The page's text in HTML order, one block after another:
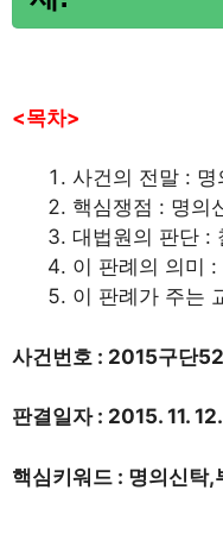
<목차>
사건의 전말 :
핵심쟁점 : 명의
대법원의 판단 :
이 판례의 의미
이 판례가 주는
사건번호 : 2015구단
판결일자 : 2015. 11. 12.
핵심키워드 : 명의신탁